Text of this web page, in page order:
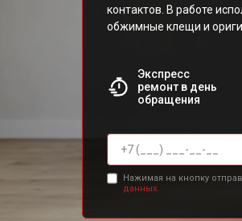
контактов. В работе
обжимные клещи и
Экспресс
ремонт в день
обращения
Нажимая на кнопку
данных.